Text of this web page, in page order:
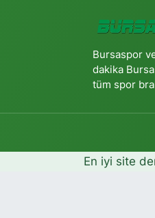
Bursaspor
dakika
tüm spor
En iyi site